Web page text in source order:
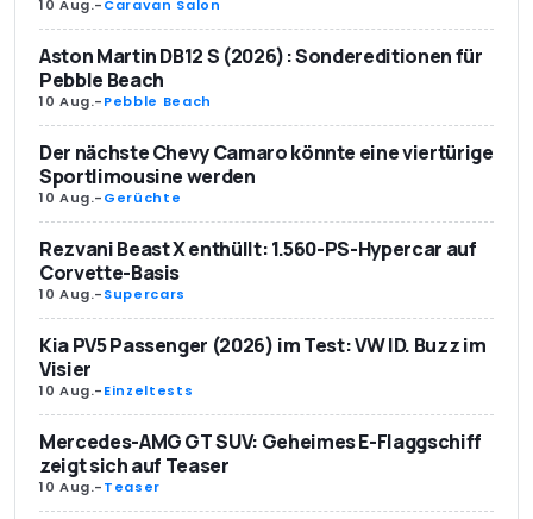
10 Aug.-Caravan Salon
Aston Martin DB12 S (2026): Sondereditionen für
Pebble Beach
10 Aug.-Pebble Beach
Der nächste Chevy Camaro könnte eine viertürige
Sportlimousine werden
10 Aug.-Gerüchte
Rezvani Beast X enthüllt: 1.560-PS-Hypercar auf
Corvette-Basis
10 Aug.-Supercars
Kia PV5 Passenger (2026) im Test: VW ID. Buzz im
Visier
10 Aug.-Einzeltests
Mercedes-AMG GT SUV: Geheimes E-Flaggschiff
zeigt sich auf Teaser
10 Aug.-Teaser